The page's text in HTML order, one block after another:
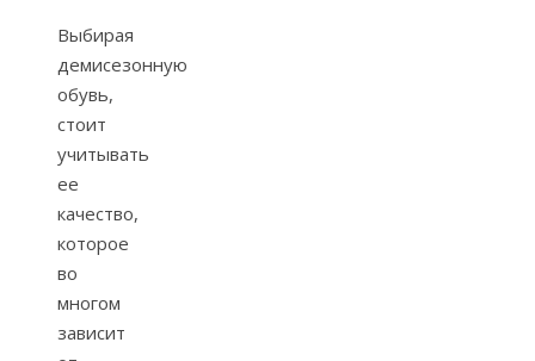
Выбирая
демисезонную
обувь,
стоит
учитывать
ее
качество,
которое
во
многом
зависит